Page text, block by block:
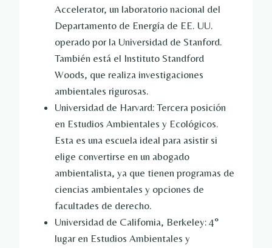
Accelerator, un laboratorio nacional del
Departamento de Energía de EE. UU.
operado por la Universidad de Stanford.
También está el Instituto Standford
Woods, que realiza investigaciones
ambientales rigurosas.
Universidad de Harvard: Tercera posición
en Estudios Ambientales y Ecológicos.
Esta es una escuela ideal para asistir si
elige convertirse en un abogado
ambientalista, ya que tienen programas de
ciencias ambientales y opciones de
facultades de derecho.
Universidad de California, Berkeley: 4°
lugar en Estudios Ambientales y